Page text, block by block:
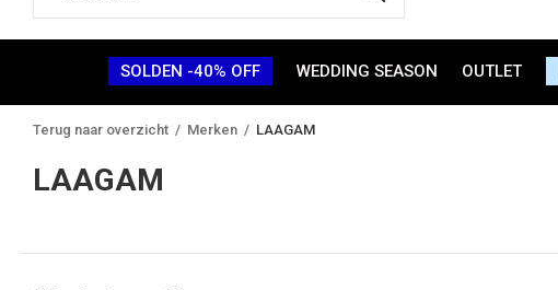
SOLDEN -40% OFF WEDDING SEASON OUTLET
Terug naar overzicht Merken LAAGAM
LAAGAM